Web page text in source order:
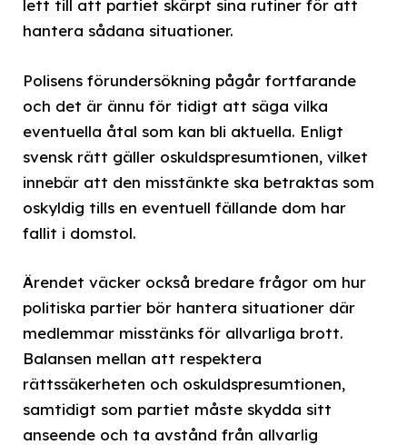
lett till att partiet skärpt sina rutiner för att
hantera sådana situationer.
Polisens förundersökning pågår fortfarande
och det är ännu för tidigt att säga vilka
eventuella åtal som kan bli aktuella. Enligt
svensk rätt gäller oskuldspresumtionen, vilket
innebär att den misstänkte ska betraktas som
oskyldig tills en eventuell fällande dom har
fallit i domstol.
Ärendet väcker också bredare frågor om hur
politiska partier bör hantera situationer där
medlemmar misstänks för allvarliga brott.
Balansen mellan att respektera
rättssäkerheten och oskuldspresumtionen,
samtidigt som partiet måste skydda sitt
anseende och ta avstånd från allvarlig